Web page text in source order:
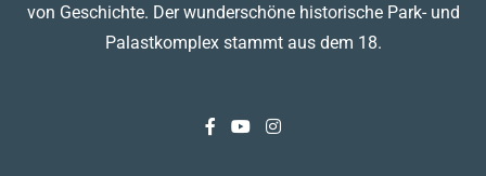
von Geschichte. Der wunderschöne historische Park- und
Palastkomplex stammt aus dem 18.